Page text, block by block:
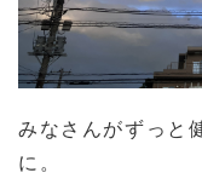
みなさんがずっと
に。